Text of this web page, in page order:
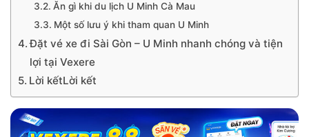
Ăn gì khi du lịch U Minh Cà Mau
Một số lưu ý khi tham quan U Minh
Đặt vé xe đi Sài Gòn – U Minh nhanh chóng và tiện
lợi tại Vexere
Lời kếtLời kết